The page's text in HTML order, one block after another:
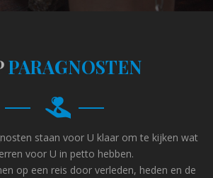
PARAGNOSTEN
staan voor U klaar om te kijken wat
voor U in petto hebben.
op een reis door verleden, heden en de